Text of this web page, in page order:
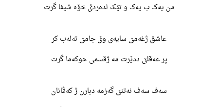
من یەک ب یەک و تێک لدەردێ خۆە شیفا گرت
عاشق ژغەمێ سایەی وێ جامێ تەلەب کر
پر عەقلێ ددێرت مە ژقسمی حوکەما گرت
سەف سەف نەتنێ گەزمە دبارن ژ کەڤانان